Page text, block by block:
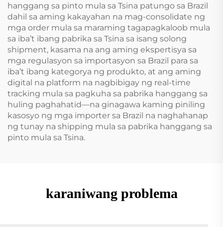
hanggang sa pinto mula sa Tsina patungo sa Brazil
dahil sa aming kakayahan na mag-consolidate ng
mga order mula sa maraming tagapagkaloob mula
sa iba’t ibang pabrika sa Tsina sa isang solong
shipment, kasama na ang aming ekspertisya sa
mga regulasyon sa importasyon sa Brazil para sa
iba’t ibang kategorya ng produkto, at ang aming
digital na platform na nagbibigay ng real-time
tracking mula sa pagkuha sa pabrika hanggang sa
huling paghahatid—na ginagawa kaming piniling
kasosyo ng mga importer sa Brazil na naghahanap
ng tunay na shipping mula sa pabrika hanggang sa
pinto mula sa Tsina.
karaniwang problema